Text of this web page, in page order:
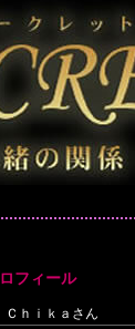
フィール
Ｃｈｉｋａさん